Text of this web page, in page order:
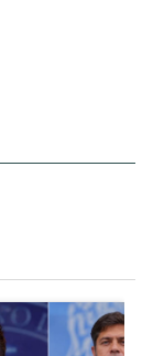
VIP: piden
de tendencia con